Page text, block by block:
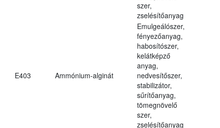
szer,
zselésítőanyag
E403 Ammónium-alginát
Emulgeálószer,
fényezőanyag,
habosítószer,
kelátképző
anyag,
nedvesítőszer,
stabilizátor,
sűrítőanyag,
tömegnövelő
szer,
zselésítőanyag